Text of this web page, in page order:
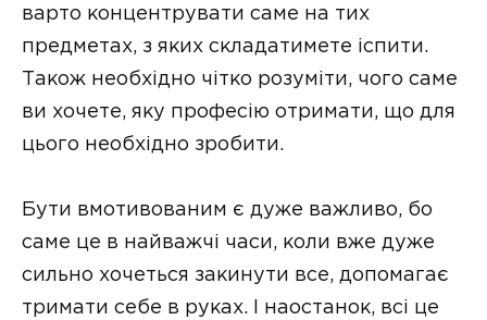
варто концентрувати саме на тих
предметах, з яких складатимете іспити.
Також необхідно чітко розуміти, чого саме
ви хочете, яку професію отримати, що для
цього необхідно зробити.
Бути вмотивованим є дуже важливо, бо
саме це в найважчі часи, коли вже дуже
сильно хочеться закинути все, допомагає
тримати себе в руках. І наостанок, всі це